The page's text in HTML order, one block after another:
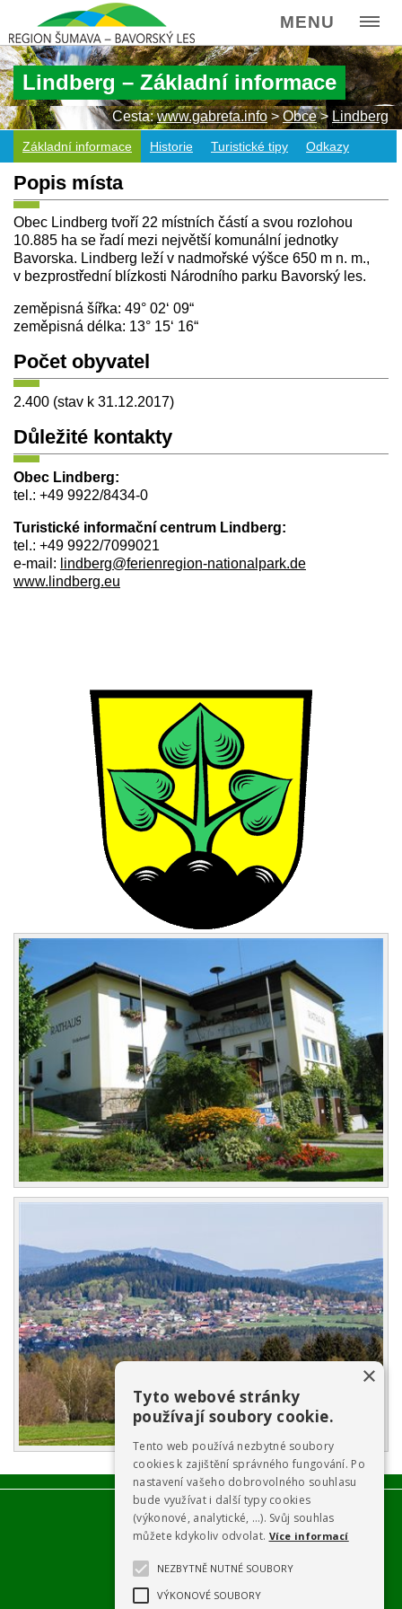
MENU
Lindberg – Základní informace
Cesta:www.gabreta.info>Obce>Lindberg
Základní informace Historie Turistické tipy Odkazy
Popis místa
Obec Lindberg tvoří 22 místních částí a svou rozlohou
10.885 ha se řadí mezi největší komunální jednotky
Bavorska. Lindberg leží v nadmořské výšce 650 m n. m.,
v bezprostřední blízkosti Národního parku Bavorský les.
zeměpisná šířka: 49° 02‘ 09“
zeměpisná délka: 13° 15‘ 16“
Počet obyvatel
2.400 (stav k 31.12.2017)
Důležité kontakty
Obec Lindberg:
tel.: +49 9922/8434-0
Turistické informační centrum Lindberg:
tel.: +49 9922/7099021
e-mail: lindberg@ferienregion-nationalpark.de
www.lindberg.eu
×
Tyto webové stránky
používají soubory cookie.
Tento web používá nezbytné soubory
cookies k zajištění správného fungování. Po
nastavení vašeho dobrovolného souhlasu
bude využívat i další typy cookies
(výkonové, analytické, …). Svůj souhlas
můžete kdykoliv odvolat. Více informací
NEZBYTNĚ NUTNÉ SOUBORY
VÝKONOVÉ SOUBORY